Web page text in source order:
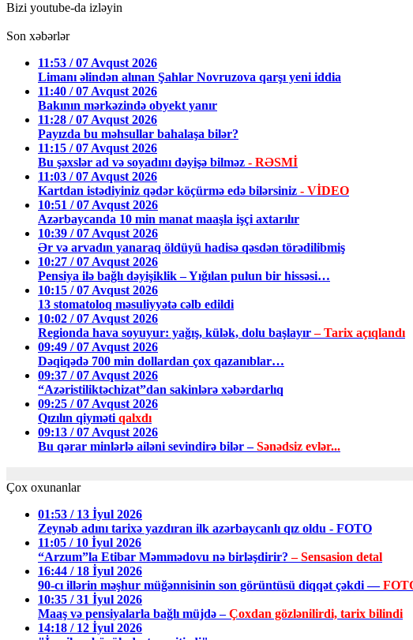
Bizi youtube-da izləyin
Son xəbərlər
11:53 / 07 Avqust 2026
Limanı əlindən alınan Şahlar Novruzova qarşı yeni iddia
11:40 / 07 Avqust 2026
Bakının mərkəzində obyekt yanır
11:28 / 07 Avqust 2026
Payızda bu məhsullar bahalaşa bilər?
11:15 / 07 Avqust 2026
Bu şəxslər ad və soyadını dəyişə bilməz - RƏSMİ
11:03 / 07 Avqust 2026
Kartdan istədiyiniz qədər köçürmə edə bilərsiniz - VİDEO
10:51 / 07 Avqust 2026
Azərbaycanda 10 min manat maaşla işçi axtarılır
10:39 / 07 Avqust 2026
Ər və arvadın yanaraq öldüyü hadisə qəsdən törədilibmiş
10:27 / 07 Avqust 2026
Pensiya ilə bağlı dəyişiklik – Yığılan pulun bir hissəsi…
10:15 / 07 Avqust 2026
13 stomatoloq məsuliyyətə cəlb edildi
10:02 / 07 Avqust 2026
Regionda hava soyuyur: yağış, külək, dolu başlayır– Tarix açıqlandı
09:49 / 07 Avqust 2026
Dəqiqədə 700 min dollardan çox qazanıblar…
09:37 / 07 Avqust 2026
“Azəristiliktəchizat”dan sakinlərə xəbərdarlıq
09:25 / 07 Avqust 2026
Qızılın qiyməti qalxdı
09:13 / 07 Avqust 2026
Bu qərar minlərlə ailəni sevindirə bilər –Sənədsiz evlər...
Çox oxunanlar
01:53 / 13 İyul 2026
Zeynəb adını tarixə yazdıran ilk azərbaycanlı qız oldu - FOTO
11:05 / 10 İyul 2026
“Arzum”la Etibar Məmmədovu nə birləşdirir?– Sensasion detal
16:44 / 18 İyul 2026
90-cı illərin məşhur müğənnisinin son görüntüsü diqqət çəkdi —
10:35 / 31 İyul 2026
Maaş və pensiyalarla bağlı müjdə –Çoxdan gözlənilirdi, tarix bilindi
14:18 / 12 İyul 2026